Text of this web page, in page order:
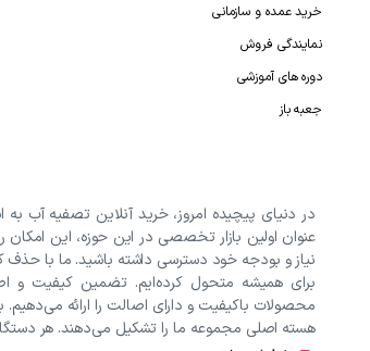
خرید عمده و سازمانی
نمایندگی فروش
دوره های آموزشی
جعبه باز
در دنیای پیچیده امروز، خرید آنلاین تصفیه آب
عنوان اولین بازار تخصصی در این حوزه، این
نیاز و بودجه خود دسترسی داشته باشید. ما با حذف
برای همیشه متحول کرده‌ایم. تضمین کیفیت و
محصولات باکیفیت و دارای اصالت را ارائه می‌دهیم.
هسته اصلی مجموعه ما را تشکیل می‌دهند. هر